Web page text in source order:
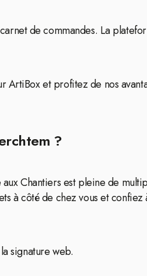
de commandes. La
et profitez de nos
?
Chantiers est pleine de
à côté de chez vous et
signature web.